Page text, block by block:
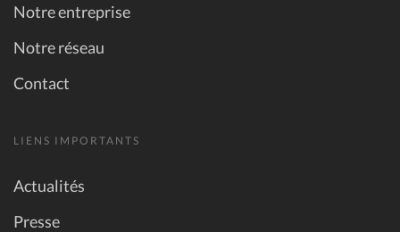
Notre entreprise
Notre réseau
Contact
LIENS IMPORTANTS
Actualités
Presse